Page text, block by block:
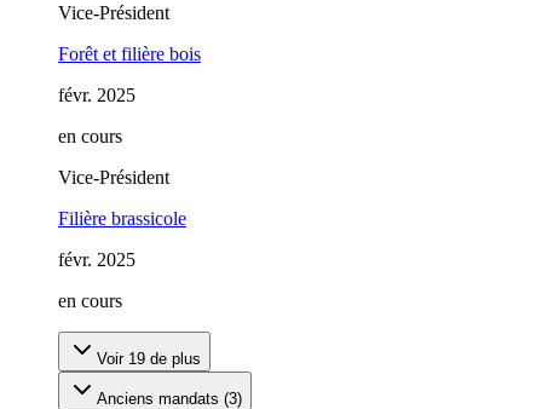
Vice-Président
Forêt et filière bois
févr. 2025
en cours
Vice-Président
Filière brassicole
févr. 2025
en cours
Voir 19 de plus
Anciens mandats (3)